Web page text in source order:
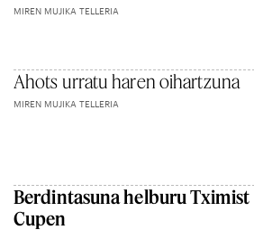
MIREN MUJIKA TELLERIA
Ahots urratu haren oihartzuna
MIREN MUJIKA TELLERIA
Berdintasuna helburu Tximist
Cupen